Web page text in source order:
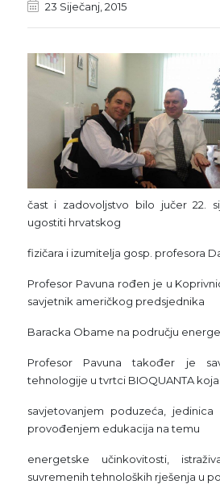
23 Siječanj, 2015
čast i zadovoljstvo bilo jučer 22.
ugostiti hrvatskog
fizičara i izumitelja gosp. profesora
Profesor Pavuna rođen je u
savjetnik američkog predsjednika
Baracka Obame na području
Profesor Pavuna također je
tehnologije u tvrtci BIOQUANTA
savjetovanjem poduzeća, jedinica
provođenjem edukacija na temu
energetske učinkovitosti,
suvremenih tehnoloških rješenja u